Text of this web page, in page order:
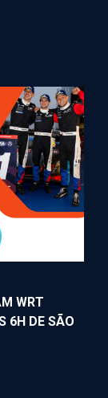
WRT
6H DE SÃO